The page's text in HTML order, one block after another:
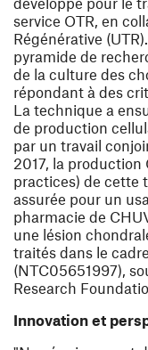
service OTR, en
Régénérative
pyramide de
de la culture des
répondant à des
La technique a
de production
par un travail
2017, la
practices) de cette
assurée pour un
pharmacie de
une lésion
traités dans le
(NTC05651997),
Research
Innovation et